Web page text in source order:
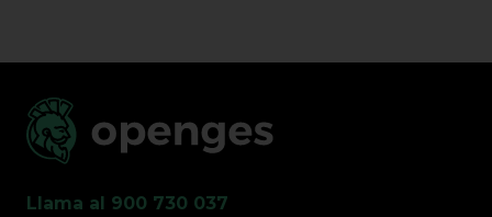
Llama al 900 730 037